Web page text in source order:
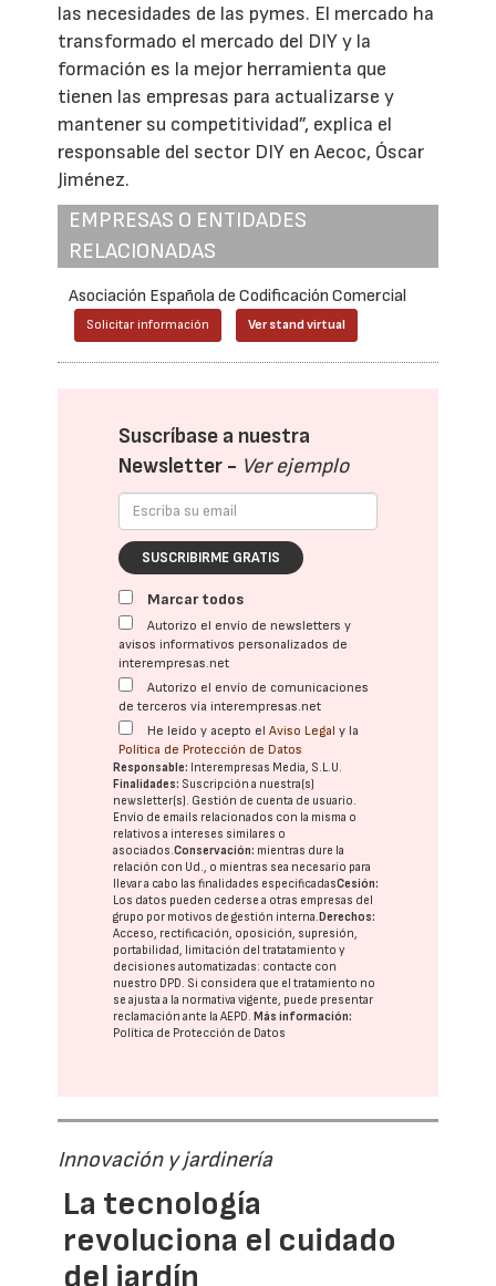
las necesidades de las pymes. El mercado ha
transformado el mercado del DIY y la
formación es la mejor herramienta que
tienen las empresas para actualizarse y
mantener su competitividad”, explica el
responsable del sector DIY en Aecoc, Óscar
Jiménez.
EMPRESAS O ENTIDADES
RELACIONADAS
Asociación Española de Codificación Comercial
Solicitar información Ver stand virtual
Suscríbase a nuestra
Newsletter - Ver ejemplo
SUSCRIBIRME GRATIS
Marcar todos
Autorizo el envío de newsletters y
avisos informativos personalizados de
interempresas.net
Autorizo el envío de comunicaciones
de terceros vía interempresas.net
He leído y acepto elAviso Legal y la
Política de Protección de Datos
Responsable: Interempresas Media, S.L.U.
Finalidades: Suscripción a nuestra(s)
newsletter(s). Gestión de cuenta de usuario.
Envío de emails relacionados con la misma o
relativos a intereses similares o
asociados.Conservación: mientras dure la
relación con Ud., o mientras sea necesario para
llevar a cabo las finalidades especificadasCesión:
Los datos pueden cederse a otras empresas del
grupo por motivos de gestión interna.Derechos:
Acceso, rectificación, oposición, supresión,
portabilidad, limitación del tratatamiento y
decisiones automatizadas: contacte con
nuestro DPD. Si considera que el tratamiento no
se ajusta a la normativa vigente, puede presentar
reclamación ante laAEPD.Más información:
Política de Protección de Datos
Innovación y jardinería
La tecnología
revoluciona el cuidado
del jardín